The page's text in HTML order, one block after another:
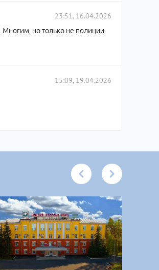
23:51, 16.04.2026
Многим, но только не полиции.
15:09, 19.04.2026